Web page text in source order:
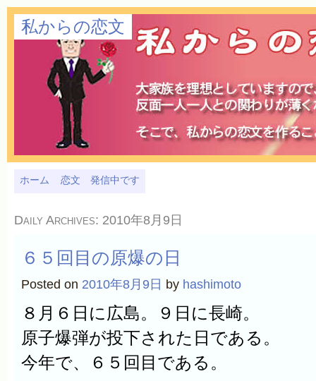
私からの恋文
ホーム 恋文 発信中です
Daily Archives: 2010年8月9日
６５回目の原爆の日
Posted on 2010年8月9日 by hashimoto
８月６日に広島。９日に長崎。
原子爆弾が投下された日である。
今年で、６５回目である。